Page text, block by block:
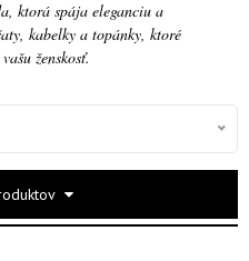
ktorá spája eleganciu a
kabelky a topánky, ktoré
ženskosť.